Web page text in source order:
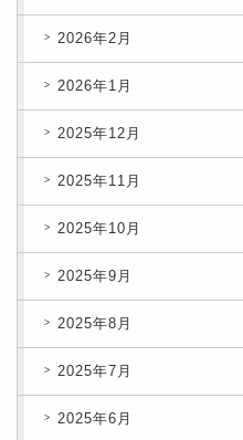
2026年2月
2026年1月
2025年12月
2025年11月
2025年10月
2025年9月
2025年8月
2025年7月
2025年6月